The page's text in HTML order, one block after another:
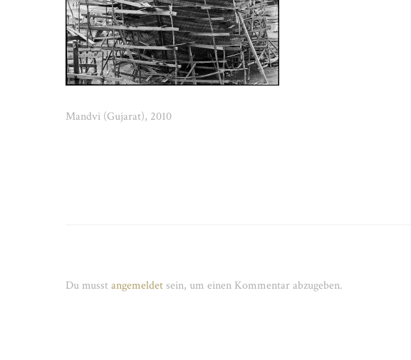
Mandvi (Gujarat), 2010
Du musstangemeldet sein, um einen Kommentar abzugeben.